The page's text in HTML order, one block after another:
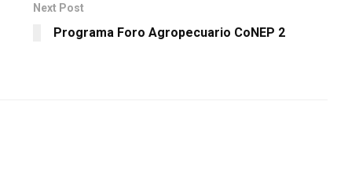
Next Post
Programa Foro Agropecuario CoNEP 2